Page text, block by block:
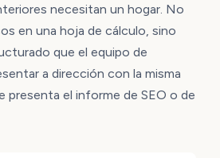
necesitan un hogar. No
en una hoja de cálculo, sino
que el equipo de
a dirección con la misma
presenta el informe de SEO o de